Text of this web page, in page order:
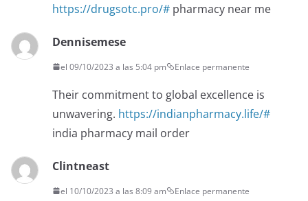
https://drugsotc.pro/# pharmacy near me
Dennisemese
el 09/10/2023 a las 5:04 pm Enlace permanente
Their commitment to global excellence is
unwavering. https://indianpharmacy.life/#
india pharmacy mail order
Clintneast
el 10/10/2023 a las 8:09 am Enlace permanente